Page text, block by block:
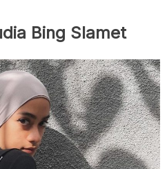
Bing Slamet